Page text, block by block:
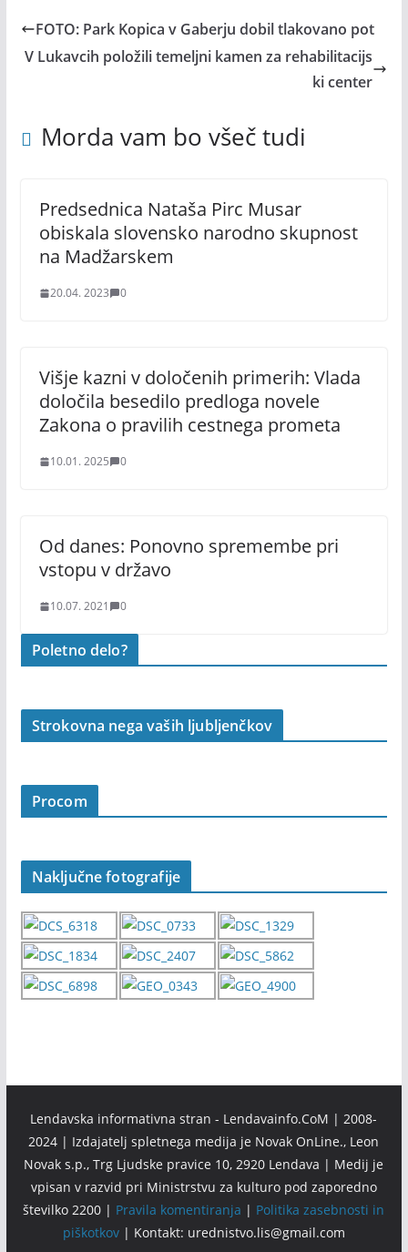
FOTO: Park Kopica v Gaberju dobil tlakovano pot
V Lukavcih položili temeljni kamen za rehabilitacijs
ki center
Morda vam bo všeč tudi
Predsednica Nataša Pirc Musar
obiskala slovensko narodno skupnost
na Madžarskem
20.04. 2023 0
Višje kazni v določenih primerih: Vlada
določila besedilo predloga novele
Zakona o pravilih cestnega prometa
10.01. 2025 0
Od danes: Ponovno spremembe pri
vstopu v državo
10.07. 2021 0
Poletno delo?
Strokovna nega vaših ljubljenčkov
Procom
Naključne fotografije
Lendavska informativna stran - Lendavainfo.CoM | 2008-
2024 | Izdajatelj spletnega medija je Novak OnLine., Leon
Novak s.p., Trg Ljudske pravice 10, 2920 Lendava | Medij je
vpisan v razvid pri Ministrstvu za kulturo pod zaporedno
številko 2200 | Pravila komentiranja | Politika zasebnosti in
piškotkov| Kontakt: urednistvo.lis@gmail.com